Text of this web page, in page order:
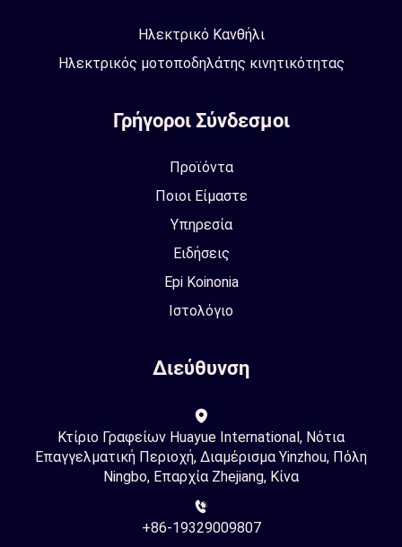
Ηλεκτρικό Κανθήλι
Ηλεκτρικός μοτοποδηλάτης κινητικότητας
Γρήγοροι Σύνδεσμοι
Προϊόντα
Ποιοι Είμαστε
Υπηρεσία
Ειδήσεις
Epi Koinonia
Ιστολόγιο
Διεύθυνση
Κτίριο Γραφείων Huayue International, Νότια
Επαγγελματική Περιοχή, Διαμέρισμα Yinzhou, Πόλη
Ningbo, Επαρχία Zhejiang, Κίνα
+86-19329009807